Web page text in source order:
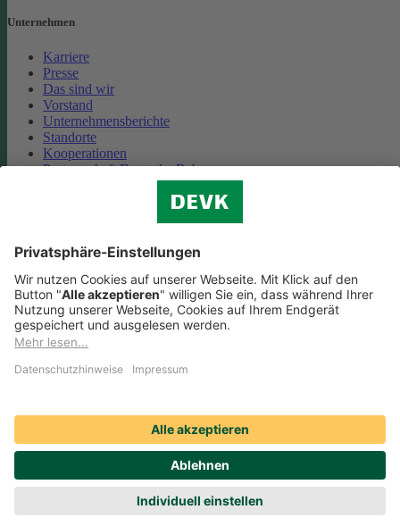
Unternehmen
Karriere
Presse
Das sind wir
Vorstand
Unternehmensberichte
Standorte
Kooperationen
Partnerschaft Deutsche Bahn
Cookie-Einstellungen
Datenschutz
Impressum
Streitbeilegung
Nutzungshinweise
Compliance
Social Media Icons sowie Verlinkungen, die mit
sind, führen auf externe Seiten. Die DEVK ist für die dortigen
Nutzungsbedingungen und Datenschutzbestimmungen nicht
verantwortlich. Mehr dazu erfahren Sie unter